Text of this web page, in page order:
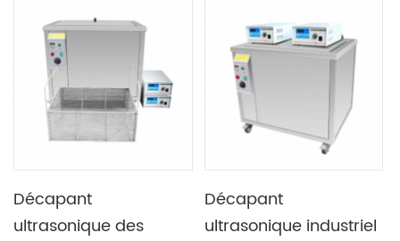
135L 1800W
de 40KHZ 175L 2400W
Décapant
ultrasonique des
Décapant
ultrasonique industriel